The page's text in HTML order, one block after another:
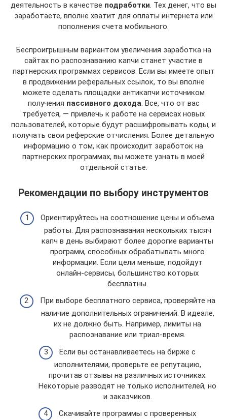
деятельность в качестве подработки. Тех денег, что вы
заработаете, вполне хватит для оплаты интернета или
пополнения счета мобильного.
Беспроигрышным вариантом увеличения заработка на
сайтах по распознаванию капчи станет участие в
партнерских программах сервисов. Если вы имеете опыт
в продвижении реферальных ссылок, то вы вполне
можете сделать площадки антикапчи источником
получения пассивного дохода. Все, что от вас
требуется, — привлечь к работе на сервисах новых
пользователей, которые будут расшифровывать коды, и
получать свои реферские отчисления. Более детальную
информацию о том, как происходит заработок на
партнерских программах, вы можете узнать в моей
отдельной статье.
Рекомендации по выбору инструментов
Ориентируйтесь на соотношение цены и объема
работы. Для распознавания нескольких тысяч
капч в день выбирают более дорогие варианты
программ, способных обрабатывать много
информации. Если цели меньше, подойдут
онлайн-сервисы, большинство которых
бесплатны.
При выборе бесплатного сервиса, проверяйте на
наличие дополнительных ограничений. В идеале,
их не должно быть. Например, лимиты на
распознавание или триал-время.
Если вы останавливаетесь на бирже с
исполнителями, проверьте ее репутацию,
прочитав отзывы на различных источниках.
Некоторые разводят не только исполнителей, но
и заказчиков.
Скачивайте программы с проверенных